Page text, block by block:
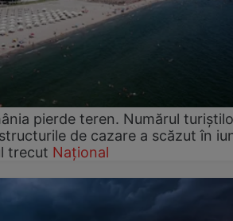
pierde teren. Numărul
de cazare a scăzut în
trecut Național